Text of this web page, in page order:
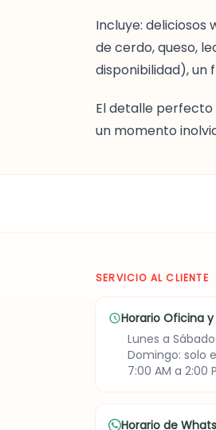
Incluye:
de cerdo, queso,
disponibilidad), un
El detalle
un momento
SERVICIO AL CLIENTE
Horario Oficina
Lunes a
Domingo: solo
7:00 AM a 2:00
Horario de